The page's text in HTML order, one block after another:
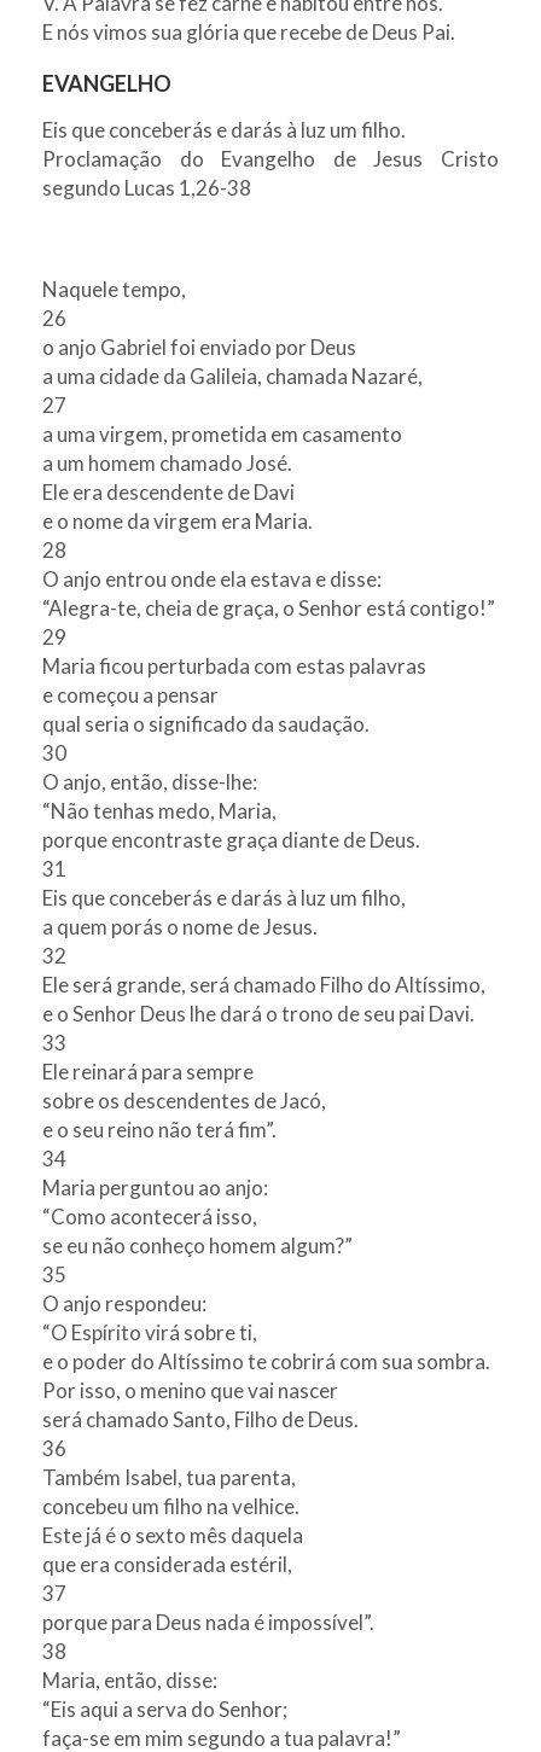
E nós vimos sua glória que recebe de Deus Pai.
EVANGELHO
Eis que conceberás e darás à luz um filho.
Proclamação do Evangelho de Jesus Cristo
segundo Lucas 1,26-38
Naquele tempo,
26
o anjo Gabriel foi enviado por Deus
a uma cidade da Galileia, chamada Nazaré,
27
a uma virgem, prometida em casamento
a um homem chamado José.
Ele era descendente de Davi
e o nome da virgem era Maria.
28
O anjo entrou onde ela estava e disse:
“Alegra-te, cheia de graça, o Senhor está contigo!”
29
Maria ficou perturbada com estas palavras
e começou a pensar
qual seria o significado da saudação.
30
O anjo, então, disse-lhe:
“Não tenhas medo, Maria,
porque encontraste graça diante de Deus.
31
Eis que conceberás e darás à luz um filho,
a quem porás o nome de Jesus.
32
Ele será grande, será chamado Filho do Altíssimo,
e o Senhor Deus lhe dará o trono de seu pai Davi.
33
Ele reinará para sempre
sobre os descendentes de Jacó,
e o seu reino não terá fim”.
34
Maria perguntou ao anjo:
“Como acontecerá isso,
se eu não conheço homem algum?”
35
O anjo respondeu:
“O Espírito virá sobre ti,
e o poder do Altíssimo te cobrirá com sua sombra.
Por isso, o menino que vai nascer
será chamado Santo, Filho de Deus.
36
Também Isabel, tua parenta,
concebeu um filho na velhice.
Este já é o sexto mês daquela
que era considerada estéril,
37
porque para Deus nada é impossível”.
38
Maria, então, disse:
“Eis aqui a serva do Senhor;
faça-se em mim segundo a tua palavra!”